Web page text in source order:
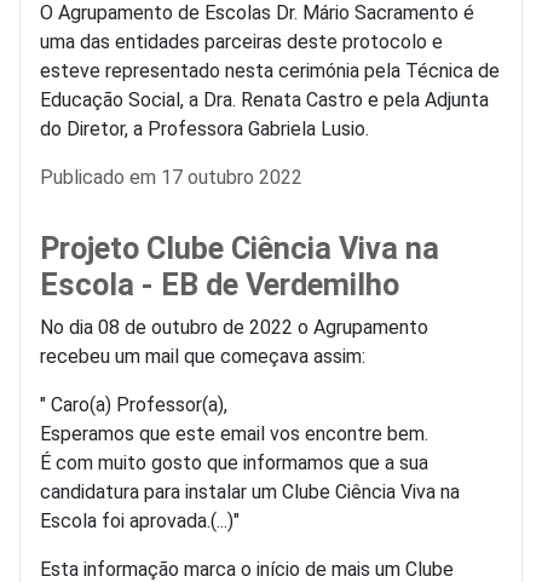
O Agrupamento de Escolas Dr. Mário Sacramento é
uma das entidades parceiras deste protocolo e
esteve representado nesta cerimónia pela Técnica de
Educação Social, a Dra. Renata Castro e pela Adjunta
do Diretor, a Professora Gabriela Lusio.
Detalhes
Publicado em 17 outubro 2022
Projeto Clube Ciência Viva na
Escola - EB de Verdemilho
No dia 08 de outubro de 2022 o Agrupamento
recebeu um mail que começava assim:
" Caro(a) Professor(a),
Esperamos que este email vos encontre bem.
É com muito gosto que informamos que a sua
candidatura para instalar um Clube Ciência Viva na
Escola foi aprovada.(...)"
Esta informação marca o início de mais um Clube